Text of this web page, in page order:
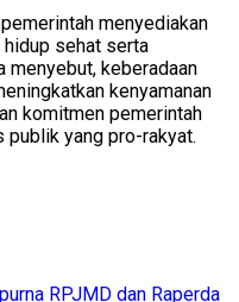
menyediakan
sehat serta
menyebut, keberadaan
kenyamanan
komitmen pemerintah
publik yang pro-rakyat.